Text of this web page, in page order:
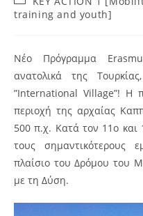
category:
training and youth]
Νέο Πρόγραμμα
ανατολικά της
”International Village”! Η
περιοχή της αρχαίας
500 π.χ. Κατά τον 11ο
τους σημαντικότερους
πλαίσιο του Δρόμου του
με τη Δύση.